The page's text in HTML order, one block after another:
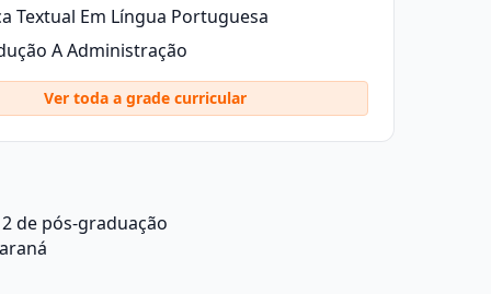
Textual Em Língua Portuguesa
A Administração
Ver toda a grade curricular
de pós-graduação